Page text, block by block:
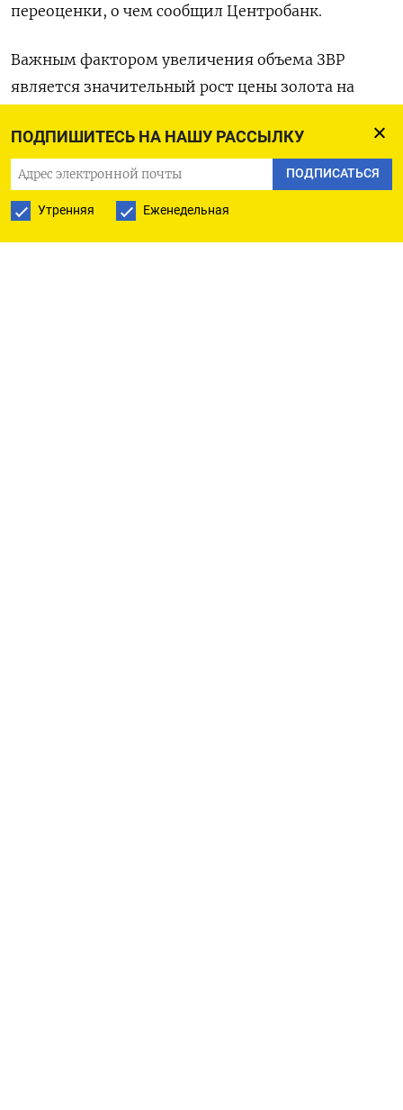
ПОДПИШИТЕСЬ НА НАШУ РАССЫЛКУ
ПОДПИСАТЬСЯ
Утренняя Еженедельная
переоценки, о чем сообщил Центробанк.
Важным фактором увеличения объема ЗВР
является значительный рост цены золота на
По данным ЦБР, на 1 сентября 2025 года объем
российских резервов был на уровне $689,5
миллиарда, и в них доля иностранной валюты
составляла почти 59% всего объема резервов